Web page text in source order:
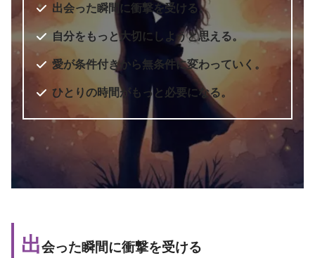
出会った瞬間に衝撃を受ける。
自分をもっと大切にしようと思える。
愛が条件付きから無条件に変わっていく。
ひとりの時間がもっと必要になる。
出会った瞬間に衝撃を受ける